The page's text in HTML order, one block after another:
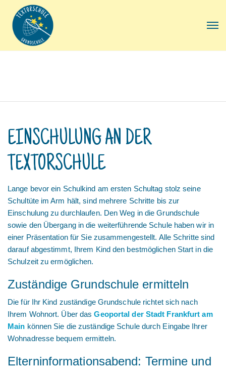
EINSCHULUNG AN DER
TEXTORSCHULE
Lange bevor ein Schulkind am ersten Schultag stolz seine
Schultüte im Arm hält, sind mehrere Schritte bis zur
Einschulung zu durchlaufen. Den Weg in die Grundschule
sowie den Übergang in die weiterführende Schule haben wir in
einer Präsentation für Sie zusammengestellt. Alle Schritte sind
darauf abgestimmt, Ihrem Kind den bestmöglichen Start in die
Schulzeit zu ermöglichen.
Zuständige Grundschule ermitteln
Die für Ihr Kind zuständige Grundschule richtet sich nach
Ihrem Wohnort. Über dasGeoportal der Stadt Frankfurt am
Main können Sie die zuständige Schule durch Eingabe Ihrer
Wohnadresse bequem ermitteln.
Elterninformationsabend: Termine und